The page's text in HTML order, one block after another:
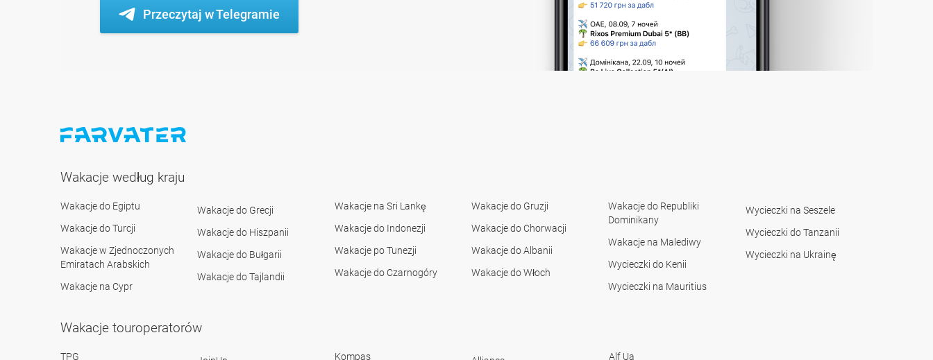
Przeczytaj w Telegramie
Wakacje według kraju
Wakacje do Egiptu
Wakacje do Turcji
Wakacje w Zjednoczonych
Emiratach Arabskich
Wakacje na Cypr
Wakacje do Grecji
Wakacje do Hiszpanii
Wakacje do Bułgarii
Wakacje do Tajlandii
Wakacje na Sri Lankę
Wakacje do Indonezji
Wakacje po Tunezji
Wakacje do Czarnogóry
Wakacje do Gruzji
Wakacje do Chorwacji
Wakacje do Albanii
Wakacje do Włoch
Wakacje do Republiki
Dominikany
Wakacje na Malediwy
Wycieczki do Kenii
Wycieczki na Mauritius
Wycieczki na Seszele
Wycieczki do Tanzanii
Wycieczki na Ukrainę
Wakacje touroperatorów
TPG Kompas Alf Ua